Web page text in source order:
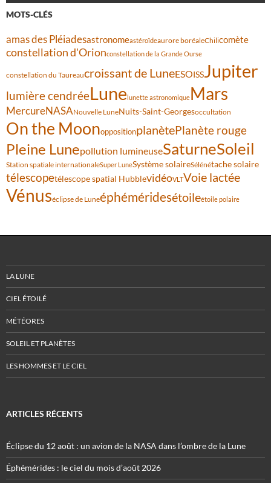
MOTS-CLÉS
amas des Pléiadesastronomeastéroïdeaurore boréaleChilicomète
constellation d'Orionconstellation de la Grande Ourse
constellation du Taureaucroissant de LuneESOISSJupiter
lumière cendréeLunelunette astronomiqueMars
MercureNASANouvelle LuneNuits-Saint-Georgesoccultation
On the MoonoppositionplanètePlanète rouge
Pleine Lunepollution lumineuseSaturneSoleil
Station spatiale internationaleSuper LuneSystème solaireSélénétache solaire
télescopetélescope spatial HubblevidéoVLTVoie lactée
Vénuséclipse de Luneéphéméridesétoileétoile polaire
LA LUNE
CIEL ÉTOILÉ
MÉTÉORES
SOLEIL ET PLANÈTES
LES HOMMES ET LE CIEL
ARTICLES RÉCENTS
Éclipse du 12 août : un avion de la NASA dans l’ombre de la Lune
Éphémérides : le ciel du mois d’août 2026